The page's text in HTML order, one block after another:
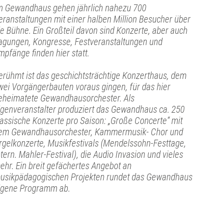
Gewandhaus gehen jährlich nahezu 700
mit einer halben Million Besucher über
Bühne. Ein Großteil davon sind Konzerte, aber auch
Kongresse, Festveranstaltungen und
finden hier statt.
ist das geschichtsträchtige Konzerthaus, dem
Vorgängerbauten voraus gingen, für das hier
Gewandhausorchester. Als
produziert das Gewandhaus ca. 250
Konzerte pro Saison: „Große Concerte“ mit
Gewandhausorchester, Kammermusik- Chor und
Musikfestivals (Mendelssohn-Festtage,
Mahler-Festival), die Audio Invasion und vieles
Ein breit gefächertes Angebot an
Projekten rundet das Gewandhaus
Programm ab.